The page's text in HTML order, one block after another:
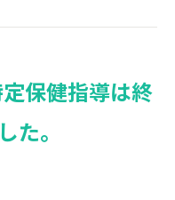
保健指導は終
た。